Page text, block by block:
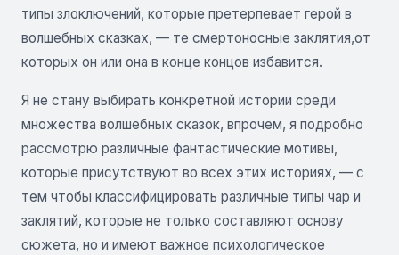
типы злоключений, которые претерпевает герой в
волшебных сказках, — те смертоносные заклятия,от
которых он или она в конце концов избавится.
Я не стану выбирать конкретной истории среди
множества волшебных сказок, впрочем, я подробно
рассмотрю различные фантастические мотивы,
которые присутствуют во всех этих историях, — с
тем чтобы классифицировать различные типы чар и
заклятий, которые не только составляют основу
сюжета, но и имеют важное психологическое